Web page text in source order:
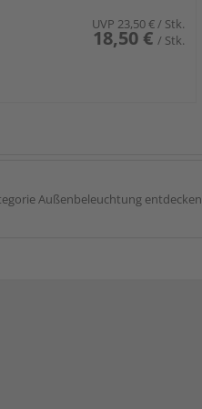
UVP 23,50 €/ Stk.
18,50 € / Stk.
Außenbeleuchtung entdecken